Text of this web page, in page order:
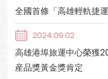
全國首條「高雄輕軌捷運
2024.09.02
高雄港埠旅運中心榮獲
産品獎黃金獎肯定